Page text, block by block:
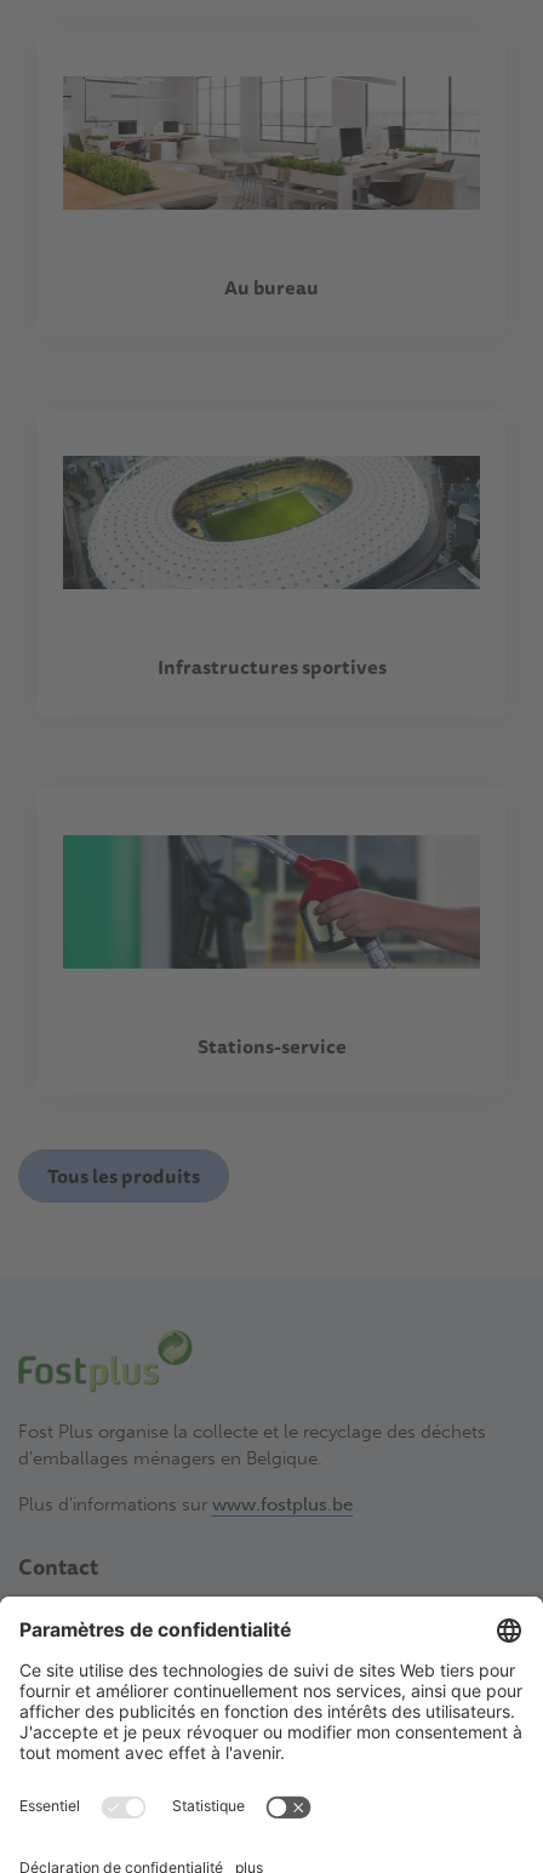
Au bureau
Infrastructures sportives
Stations-service
Tous les produits
Fost Plus organise la collecte et le recyclage des déchets
d'emballages ménagers en Belgique.
Plus d'informations sur www.fostplus.be
Contact
Avenue des Olympiades 2
BE-1140 Bruxelles
02 775 03 50
laboutiquedetri@fostplus.be
Suivez Fost Plus